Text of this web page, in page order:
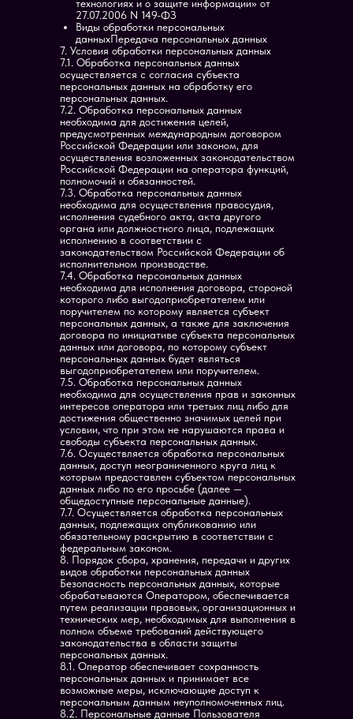
технологиях и о защите информации» от
27.07.2006 N 149-ФЗ
Виды обработки персональных
данныхПередача персональных данных
7. Условия обработки персональных данных
7.1. Обработка персональных данных
осуществляется с согласия субъекта
персональных данных на обработку его
персональных данных.
7.2. Обработка персональных данных
необходима для достижения целей,
предусмотренных международным договором
Российской Федерации или законом, для
осуществления возложенных законодательством
Российской Федерации на оператора функций,
полномочий и обязанностей.
7.3. Обработка персональных данных
необходима для осуществления правосудия,
исполнения судебного акта, акта другого
органа или должностного лица, подлежащих
исполнению в соответствии с
законодательством Российской Федерации об
исполнительном производстве.
7.4. Обработка персональных данных
необходима для исполнения договора, стороной
которого либо выгодоприобретателем или
поручителем по которому является субъект
персональных данных, а также для заключения
договора по инициативе субъекта персональных
данных или договора, по которому субъект
персональных данных будет являться
выгодоприобретателем или поручителем.
7.5. Обработка персональных данных
необходима для осуществления прав и законных
интересов оператора или третьих лиц либо для
достижения общественно значимых целей при
условии, что при этом не нарушаются права и
свободы субъекта персональных данных.
7.6. Осуществляется обработка персональных
данных, доступ неограниченного круга лиц к
которым предоставлен субъектом персональных
данных либо по его просьбе (далее —
общедоступные персональные данные).
7.7. Осуществляется обработка персональных
данных, подлежащих опубликованию или
обязательному раскрытию в соответствии с
федеральным законом.
8. Порядок сбора, хранения, передачи и других
видов обработки персональных данных
Безопасность персональных данных, которые
обрабатываются Оператором, обеспечивается
путем реализации правовых, организационных и
технических мер, необходимых для выполнения в
полном объеме требований действующего
законодательства в области защиты
персональных данных.
8.1. Оператор обеспечивает сохранность
персональных данных и принимает все
возможные меры, исключающие доступ к
персональным данным неуполномоченных лиц.
8.2. Персональные данные Пользователя